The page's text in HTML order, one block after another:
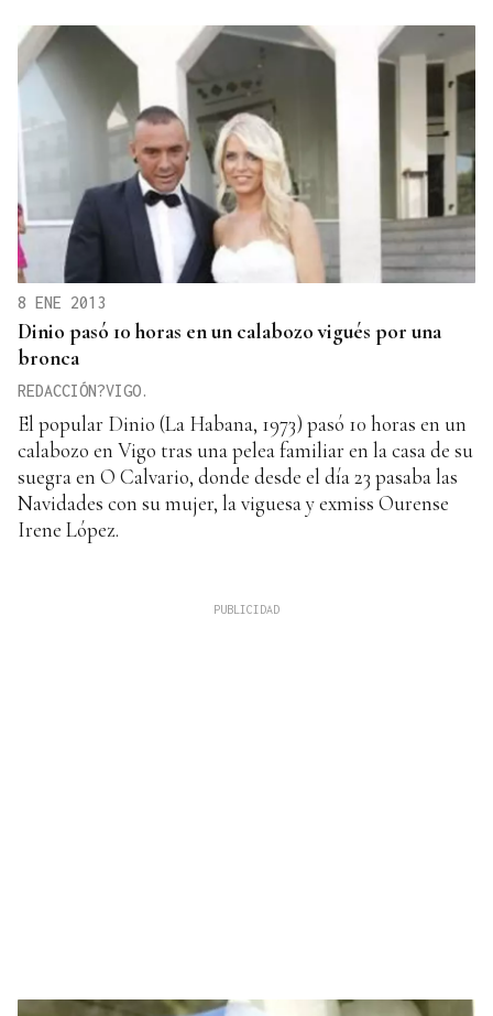
8 ENE 2013
Dinio pasó 10 horas en un calabozo vigués por una
bronca
REDACCIÓN?VIGO.
El popular Dinio (La Habana, 1973) pasó 10 horas en un
calabozo en Vigo tras una pelea familiar en la casa de su
suegra en O Calvario, donde desde el día 23 pasaba las
Navidades con su mujer, la viguesa y exmiss Ourense
Irene López.